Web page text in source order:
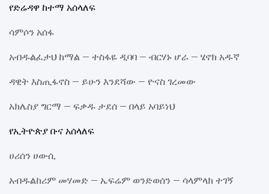
የድሬዳዋ ከተማ አሰላለፍ
ሳምሶን አሰፋ
አብዱልፈታህ ከማል – ተስፋዬ ዲባባ – ብርሃኑ ሆራ – ሄኖክ አዱኛ
ዳዊት እስጢፋኖስ – ይሁን እንደሻው – ዮናስ ገረመው
አክሌስያ ግርማ – ፍቃዱ ታደሰ – በላይ አባይነህ
የኢትዮጵያ ቡና አሰላለፍ
ሀሪሰን ሀውሲ
አብዱልከሪም መሃመድ – ኤፍሬም ወንድወሰን – ሳላምላክ ተገኝ